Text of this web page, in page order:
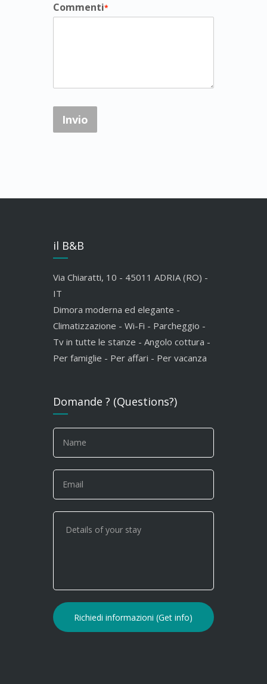
Commenti*
Invio
il B&B
Via Chiaratti, 10 - 45011 ADRIA (RO) -
IT
Dimora moderna ed elegante -
Climatizzazione - Wi-Fi - Parcheggio -
Tv in tutte le stanze - Angolo cottura -
Per famiglie - Per affari - Per vacanza
Domande ? (Questions?)